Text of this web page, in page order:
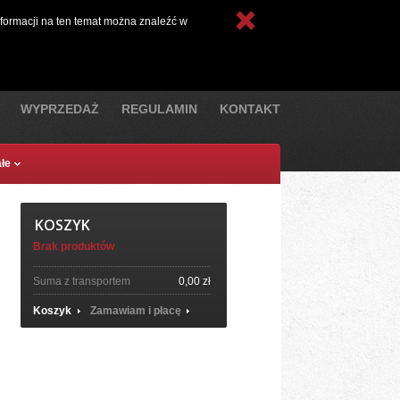
na ten temat można znaleźć w
WYPRZEDAŻ REGULAMIN KONTAKT
Waluta:
Polski
KOSZYK
Brak produktów
Suma z transportem 0,00 zł
Koszyk Zamawiam i płacę